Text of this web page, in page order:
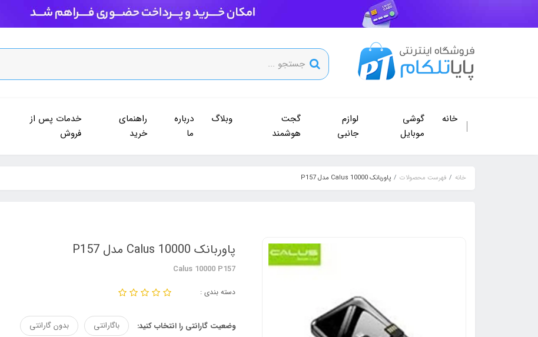
خانه
گوشی
موبایل
لوازم
جانبی
گجت
هوشمند
وبلاگ
درباره
ما
راهنمای
خرید
خدمات پس از
فروش
خانه فهرست محصولات پاوربانک 10000 Calus مدل P157
پاوربانک 10000 Calus مدل P157
Calus 10000 P157
دسته بندی :
وضعیت گارانتی را انتخاب کنید: باگارانتی بدون گارانتی